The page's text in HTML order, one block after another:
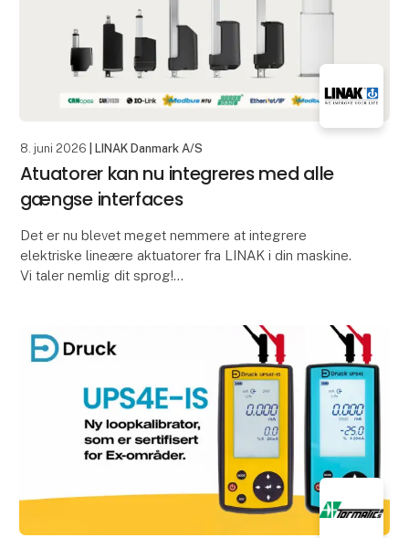
8. juni 2026 | LINAK Danmark A/S
Atuatorer kan nu integreres med alle
gængse interfaces
Det er nu blevet meget nemmere at integrere
elektriske lineære aktuatorer fra LINAK i din maskine.
Vi taler nemlig dit sprog!
integreres med alle de gæ